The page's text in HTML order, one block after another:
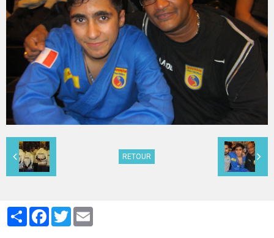
RETOUR
PartagerFacebook
Twitter